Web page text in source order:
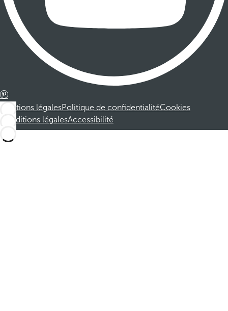
Mentions légalesPolitique de confidentialitéCookies
Conditions légalesAccessibilité